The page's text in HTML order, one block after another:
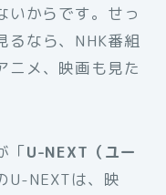
いからです。せっ
るなら、NHK番組
ニメ、映画も見た
「U-NEXT（ユー
U-NEXTは、映